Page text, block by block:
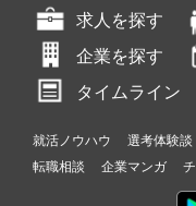
求人を探す
企業を探す
タイムライン
就活ノウハウ 選考体験談
転職相談
企業マンガ